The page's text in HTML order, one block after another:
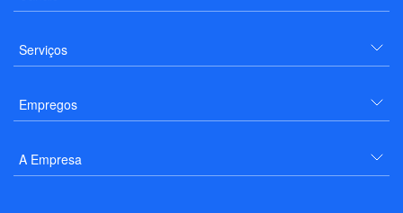
Serviços
Empregos
A Empresa